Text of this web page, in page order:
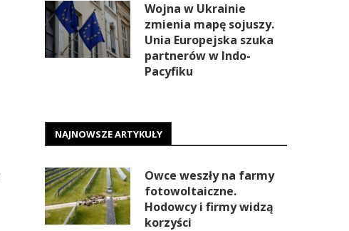
Wojna w Ukrainie
zmienia mapę sojuszy.
Unia Europejska szuka
partnerów w Indo-
Pacyfiku
NAJNOWSZE ARTYKUŁY
Owce weszły na farmy
fotowoltaiczne.
Hodowcy i firmy widzą
korzyści